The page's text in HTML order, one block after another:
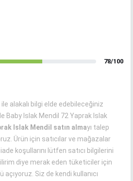
78/100
ile alakalı bilgi elde edebileceğiniz
Baby Islak Mendil 72 Yaprak Islak
Islak Mendil satın almayı talep
Ürün için satıcılar ve mağazalar
koşullarını lütfen satıcı bilgilerini
diye merak eden tüketiciler için
Siz de kendi kullanıcı